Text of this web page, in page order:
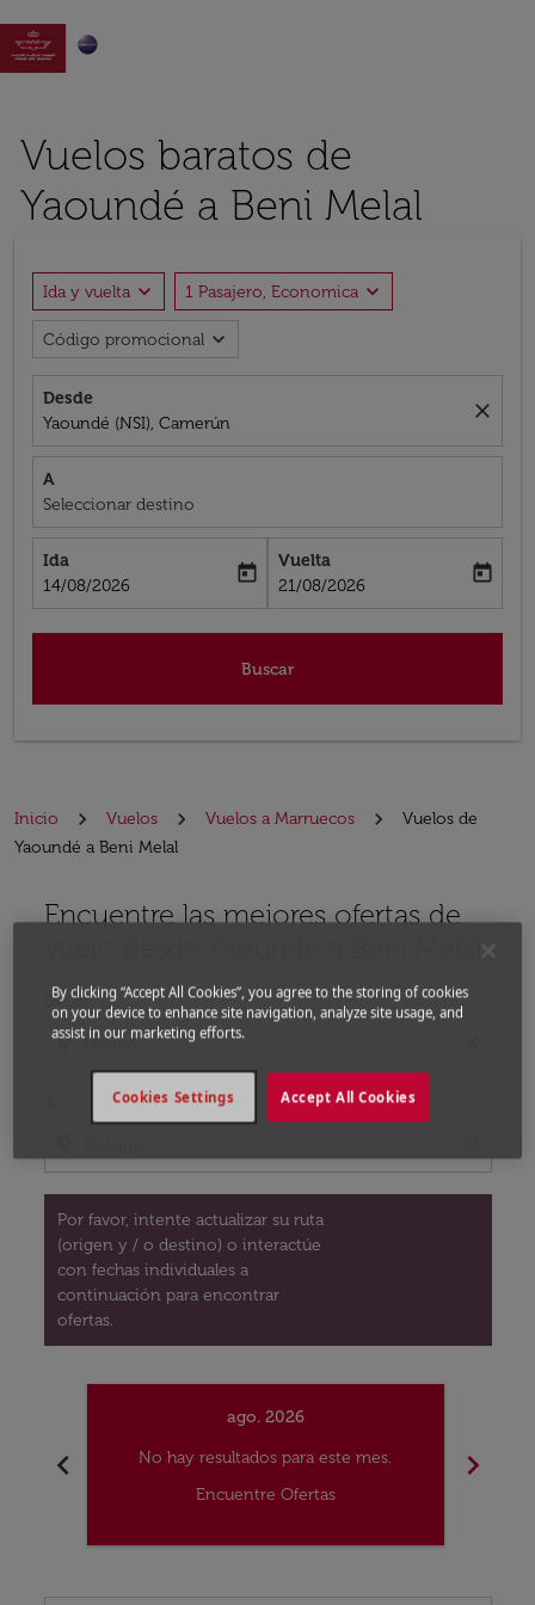

Vuelos baratos de
Yaoundé a Beni Melal
Ida y vuelta expand_more 1 Pasajero, Economica expand_more
Código promocional expand_more
Desde
Yaoundé (NSI), Camerún
close
A
Seleccionar destino
Ida
fc-booking-departure-date-aria-label
14/08/2026
today
Vuelta
fc-booking-return-date-aria-label
21/08/2026
today
Buscar
Inicio Vuelos Vuelos a Marruecos
Vuelos de
Yaoundé a Beni Melal
Encuentre las mejores ofertas de
Desde
location_on
Por favor, intente actualizar su ruta
(origen y / o destino) o interactúe
con fechas individuales a
continuación para encontrar
ofertas.
Por favor, intente actualizar su ruta (origen y / o
chevron_left
ago. 2026
No hay resultados para este mes.
Encuentre Ofertas
chevron_right
By clicking “Accept All Cookies”, you agree to the storing of cookies
on your device to enhance site navigation, analyze site usage, and
assist in our marketing efforts.
Accept All Cookies
Cookies Settings